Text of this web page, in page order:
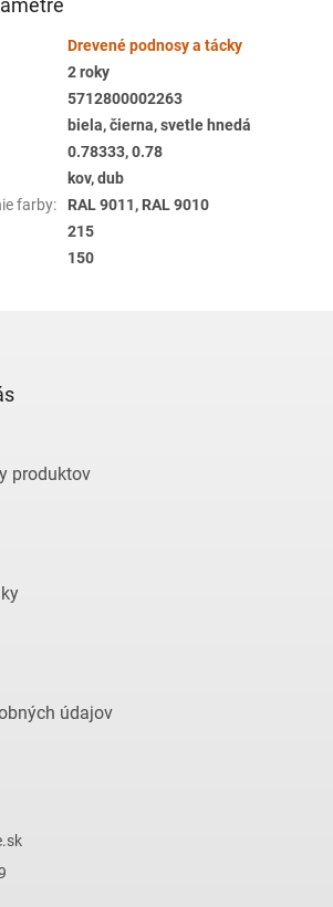
Drevené podnosy a tácky
2 roky
5712800002263
biela, čierna, svetle hnedá
0.78333, 0.78
kov, dub
farby:
RAL 9011, RAL 9010
215
150
produktov
údajov